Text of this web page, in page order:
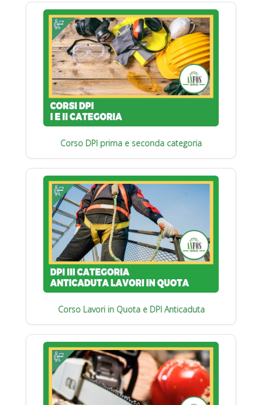
Corso DPI prima e seconda categoria
Corso Lavori in Quota e DPI Anticaduta